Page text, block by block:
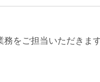
務をご担当いただきま